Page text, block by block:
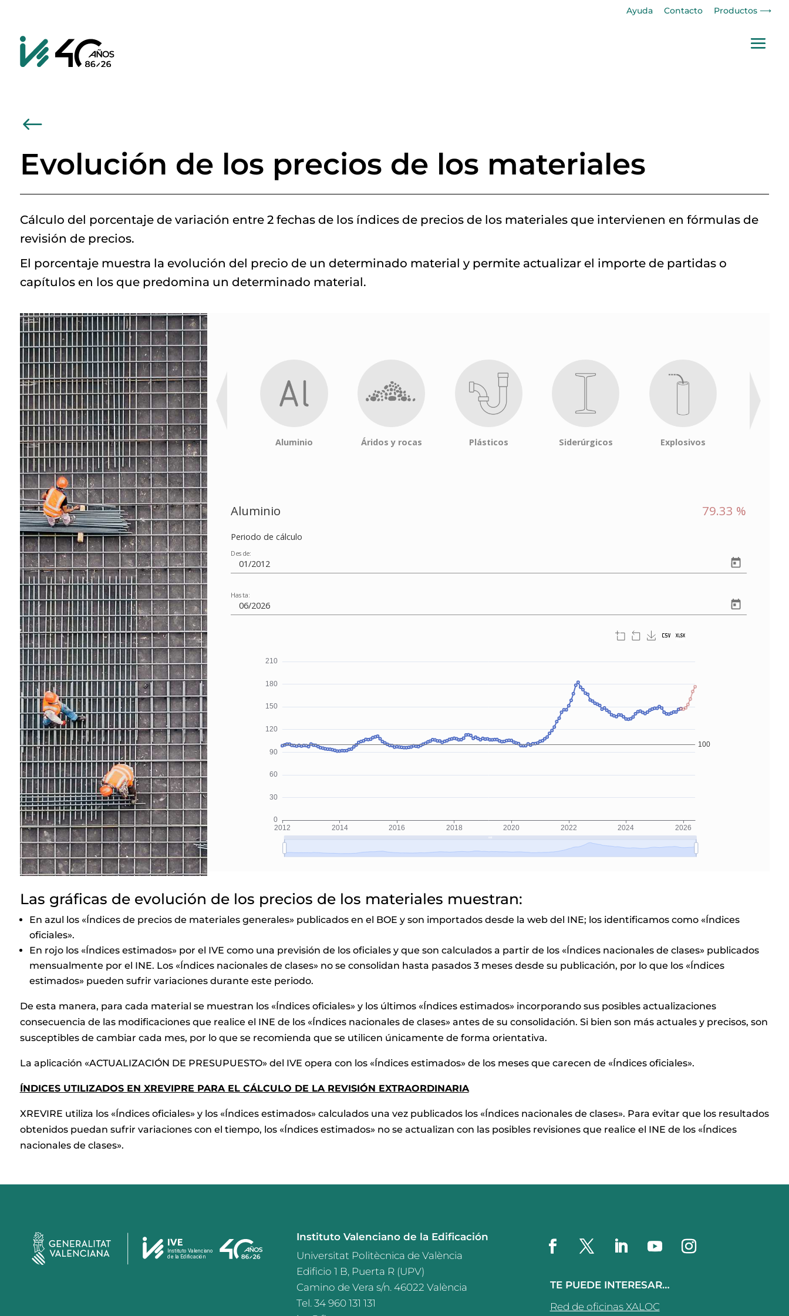
Ayuda Contacto Productos ⟶
#
Evolución de los precios de los materiales
Cálculo del porcentaje de variación entre 2 fechas de los índices de precios de los materiales que intervienen en fórmulas de
revisión de precios.
El porcentaje muestra la evolución del precio de un determinado material y permite actualizar el importe de partidas o
capítulos en los que predomina un determinado material.
Las gráficas de evolución de los precios de los materiales muestran:
En azul los «Índices de precios de materiales generales» publicados en el BOE y son importados desde la web del INE; los identificamos como «Índices
oficiales».
En rojo los «Índices estimados» por el IVE como una previsión de los oficiales y que son calculados a partir de los «Índices nacionales de clases» publicados
mensualmente por el INE. Los «Índices nacionales de clases» no se consolidan hasta pasados 3 meses desde su publicación, por lo que los «Índices
estimados» pueden sufrir variaciones durante este periodo.
De esta manera, para cada material se muestran los «Índices oficiales» y los últimos «Índices estimados» incorporando sus posibles actualizaciones
consecuencia de las modificaciones que realice el INE de los «Índices nacionales de clases» antes de su consolidación. Si bien son más actuales y precisos, son
susceptibles de cambiar cada mes, por lo que se recomienda que se utilicen únicamente de forma orientativa.
La aplicación «ACTUALIZACIÓN DE PRESUPUESTO» del IVE opera con los «Índices estimados» de los meses que carecen de «Índices oficiales».
ÍNDICES UTILIZADOS EN XREVIPRE PARA EL CÁLCULO DE LA REVISIÓN EXTRAORDINARIA
XREVIRE utiliza los «Índices oficiales» y los «Índices estimados» calculados una vez publicados los «Índices nacionales de clases». Para evitar que los resultados
obtenidos puedan sufrir variaciones con el tiempo, los «Índices estimados» no se actualizan con las posibles revisiones que realice el INE de los «Índices
nacionales de clases».
Instituto Valenciano de la Edificación
Universitat Politècnica de València
Edificio 1 B, Puerta R (UPV)
Camino de Vera s/n. 46022 València
Tel. 34 960 131 131
TE PUEDE INTERESAR…
Red de oficinas XALOC